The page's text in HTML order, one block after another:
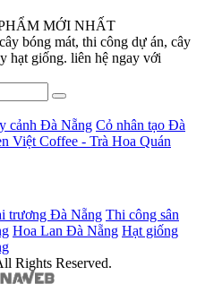
MỚI NHẤT
bóng mát, thi công dự án, cây
hạt giống. liên hệ ngay với
cảnh Đà Nẵng Cỏ nhân tạo Đà
Việt Coffee - Trà Hoa Quán
trương Đà Nẵng Thi công sân
Hoa Lan Đà Nẵng Hạt giống
Rights Reserved.